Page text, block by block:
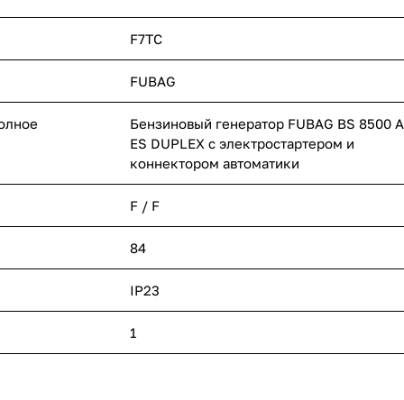
F7TC
FUBAG
Бензиновый генератор FUBAG BS 8500 A
ES DUPLEX с электростартером и
коннектором автоматики
F / F
84
IP23
1